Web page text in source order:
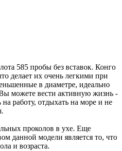
585 пробы без вставок. Конго
делает их очень легкими при
в диаметре, идеально
можете вести активную жизнь -
работу, отдыхать на море и не
проколов в ухе. Еще
данной модели является то, что
и возраста.